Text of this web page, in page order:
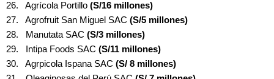
26. Agrícola Portillo (S/16 millones)
27. Agrofruit San Miguel SAC (S/5 millones)
28. Manutata SAC (S/3 millones)
29. Intipa Foods SAC (S/11 millones)
30. Agrpicola Ispana SAC (S/ 8 millones)